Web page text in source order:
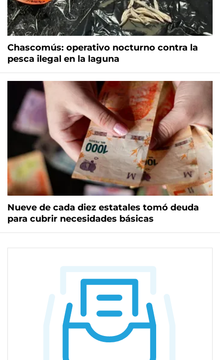
Chascomús: operativo nocturno contra la
pesca ilegal en la laguna
Nueve de cada diez estatales tomó deuda
para cubrir necesidades básicas